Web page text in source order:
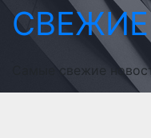
Перейти
Самые свежие